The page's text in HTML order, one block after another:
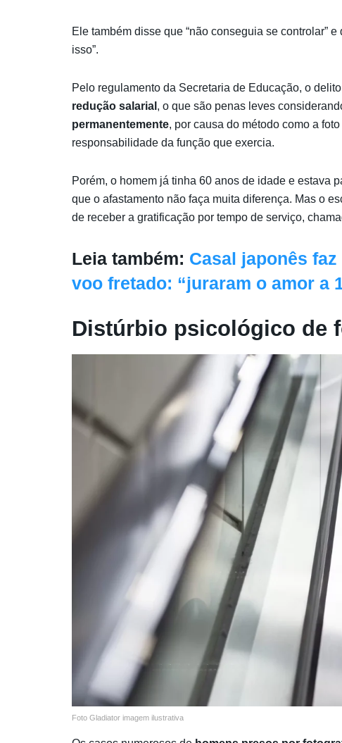
Ele também disse que “não conseguia se controlar”
isso”.
Pelo regulamento da Secretaria de Educação, o
redução salarial , o que são penas leves
permanentemente, por causa do método como a
responsabilidade da função que exercia.
Porém, o homem já tinha 60 anos de idade e estava
que o afastamento não faça muita diferença. Mas o
de receber a gratificação por tempo de serviço,
Leia também: Casal japonês
voo fretado: “juraram o amor a
Distúrbio psicológico de
Foto Gladiator imagem ilustrativa